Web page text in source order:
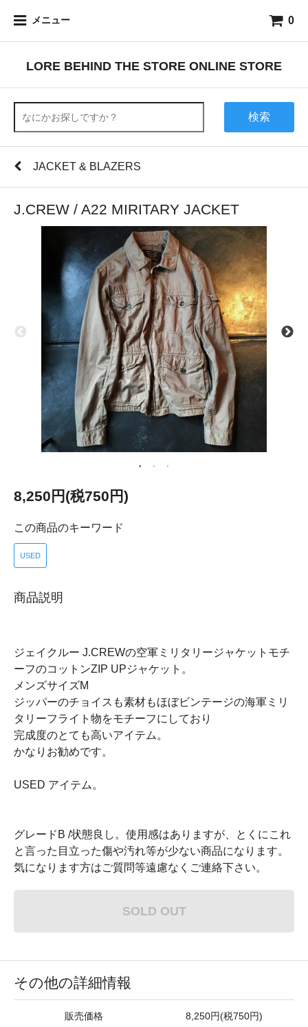
メニュー 0
LORE BEHIND THE STORE ONLINE STORE
検索
JACKET & BLAZERS
J.CREW / A22 MIRITARY JACKET
8,250円(税750円)
この商品のキーワード
USED
商品説明
ジェイクルー J.CREWの空軍ミリタリージャケットモチ
ーフのコットンZIP UPジャケット。
メンズサイズM
ジッパーのチョイスも素材もほぼビンテージの海軍ミリ
タリーフライト物をモチーフにしており
完成度のとても高いアイテム。
かなりお勧めです。
USED アイテム。
グレードB /状態良し。使用感はありますが、とくにこれ
と言った目立った傷や汚れ等が少ない商品になります。
気になります方はご質問等遠慮なくご連絡下さい。
SOLD OUT
その他の詳細情報
販売価格 8,250円(税750円)